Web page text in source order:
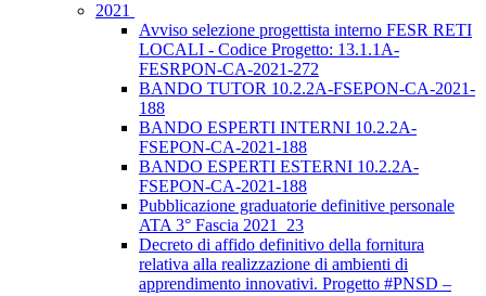
2021
Avviso selezione progettista interno FESR RETI
LOCALI - Codice Progetto: 13.1.1A-
FESRPON-CA-2021-272
BANDO TUTOR 10.2.2A-FSEPON-CA-2021-
188
BANDO ESPERTI INTERNI 10.2.2A-
FSEPON-CA-2021-188
BANDO ESPERTI ESTERNI 10.2.2A-
FSEPON-CA-2021-188
Pubblicazione graduatorie definitive personale
ATA 3° Fascia 2021_23
Decreto di affido definitivo della fornitura
relativa alla realizzazione di ambienti di
apprendimento innovativi. Progetto #PNSD –